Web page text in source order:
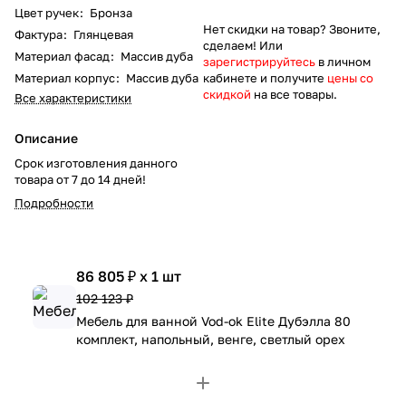
Цвет ручек: Бронза
Фактура: Глянцевая
Материал фасад: Массив дуба
Материал корпус: Массив дуба
Все характеристики
Описание
Срок изготовления данного
товара от 7 до 14 дней!
Подробности
Нет скидки на товар? Звоните,
сделаем! Или
зарегистрируйтесь в личном
кабинете и получите цены со
скидкой на все товары.
86 805 ₽ x 1 шт
102 123 ₽
Мебель для ванной Vod-ok Elite Дубэлла 80
комплект, напольный, венге, светлый орех